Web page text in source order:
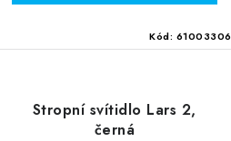
Kód: 61003306
Stropní svítidlo Lars 2,
černá